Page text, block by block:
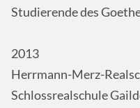
Studierende des
2013
Herrmann-Merz-
Schlossrealschule